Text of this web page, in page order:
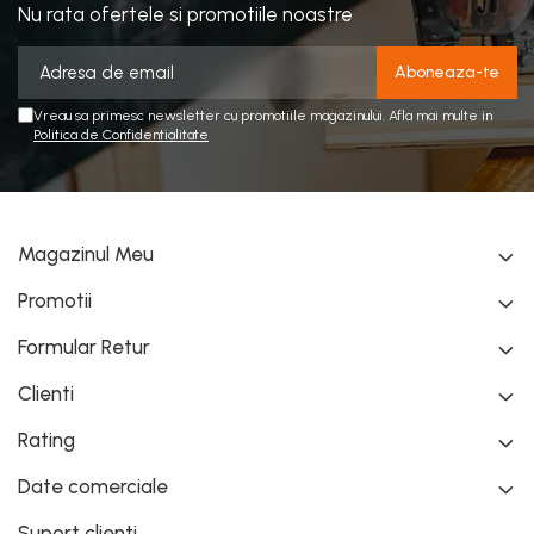
Nu rata ofertele si promotiile noastre
Vreau sa primesc newsletter cu promotiile magazinului. Afla mai multe in
Politica de Confidentialitate
Magazinul Meu
Promotii
Formular Retur
Clienti
Rating
Date comerciale